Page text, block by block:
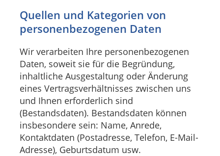
Quellen und Kategorien von
personenbezogenen Daten
Wir verarbeiten Ihre personenbezogenen
Daten, soweit sie für die Begründung,
inhaltliche Ausgestaltung oder Änderung
eines Vertragsverhältnisses zwischen uns
und Ihnen erforderlich sind
(Bestandsdaten). Bestandsdaten können
insbesondere sein: Name, Anrede,
Kontaktdaten (Postadresse, Telefon, E-Mail-
Adresse), Geburtsdatum usw.